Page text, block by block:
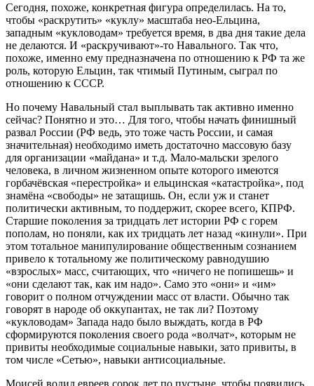
Сегодня, похоже, конкретная фигура определилась. На то,
чтобы «раскрутить» «куклу» масштаба нео-Ельцина,
западным «кукловодам» требуется время, в два дня такие дела
не делаются. И «раскручивают»-то Навального. Так что,
похоже, именно ему предназначена по отношению к РФ та же
роль, которую Ельцин, так чтимый Путиным, сыграл по
отношению к СССР.
Но почему Навальный стал выплывать так активно именно
сейчас? Понятно и это… Для того, чтобы начать финишный
развал России (РФ ведь, это тоже часть России, и самая
значительная) необходимо иметь достаточно массовую базу
для организации «майдана» и т.д. Мало-мальски зрелого
человека, в личном жизненном опыте которого имеются
горбачёвская «перестройка» и ельцинская «катастройка», под
знамёна «свободы» не затащишь. Он, если уж и станет
политически активным, то поддержит, скорее всего, КПРФ.
Старшие поколения за тридцать лет истории РФ с горем
пополам, но поняли, как их тридцать лет назад «кинули». При
этом тотальное манипулирование общественным сознанием
привело к тотальному же политическому равнодушию
«взрослых» масс, считающих, что «ничего не попишешь» и
«они сделают так, как им надо». Само это «они» и «им»
говорит о полном отчуждении масс от власти. Обычно так
говорят в народе об оккупантах, не так ли? Поэтому
«кукловодам» Запада надо было выждать, когда в РФ
сформируются поколения своего рода «волчат», которым не
привиты необходимые социальные навыки, зато привиты, в
том числе «Сетью», навыки антисоциальные.
Моисей водил евреев сорок лет по пустыне, чтобы появились